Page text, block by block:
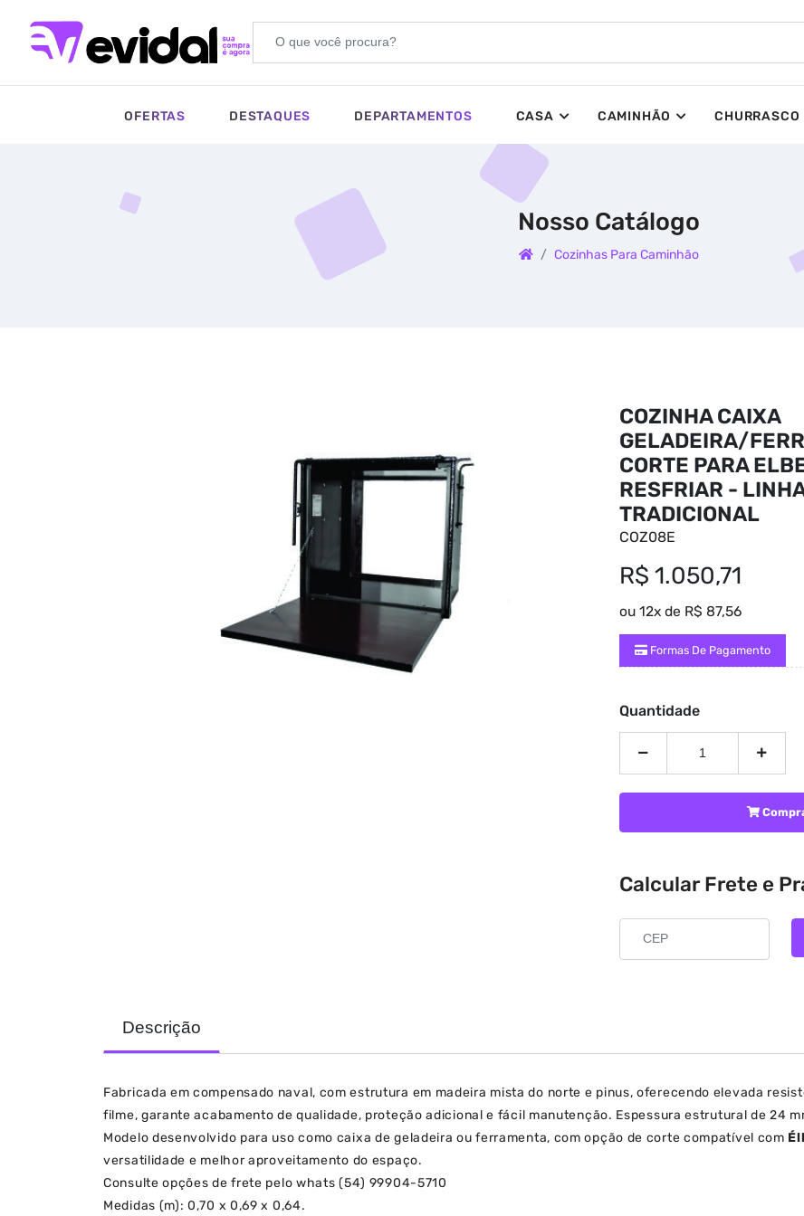
OFERTAS DESTAQUES DEPARTAMENTOS CASA CAMINHÃO CHURRASCO
Nosso Catálogo
Cozinhas Para Caminhão
COZINHA CAIXA
GELADEIRA/
CORTE PARA
RESFRIAR -
TRADICIONAL
COZ08E
R$ 1.050,71
ou 12x de R$ 87,56
Formas De Pagamento
Quantidade
Calcular Frete e
Descrição
Fabricada em compensado naval, com estrutura em madeira mista do norte e pinus, oferecendo elevada
filme, garante acabamento de qualidade, proteção adicional e fácil manutenção. Espessura estrutural de 24
Modelo desenvolvido para uso como caixa de geladeira ou ferramenta, com opção de corte compatível com
versatilidade e melhor aproveitamento do espaço.
Consulte opções de frete pelo whats (54) 99904-5710
Medidas (m): 0,70 x 0,69 x 0,64.